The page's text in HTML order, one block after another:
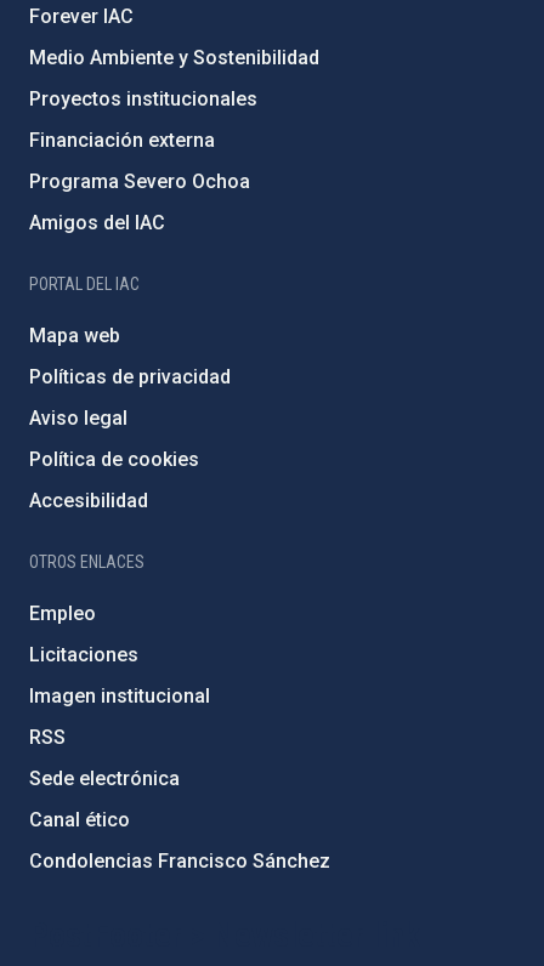
Forever IAC
Medio Ambiente y Sostenibilidad
Proyectos institucionales
Financiación externa
Programa Severo Ochoa
Amigos del IAC
PORTAL DEL IAC
Mapa web
Políticas de privacidad
Aviso legal
Política de cookies
Accesibilidad
OTROS ENLACES
Empleo
Licitaciones
Imagen institucional
RSS
Sede electrónica
Canal ético
Condolencias Francisco Sánchez